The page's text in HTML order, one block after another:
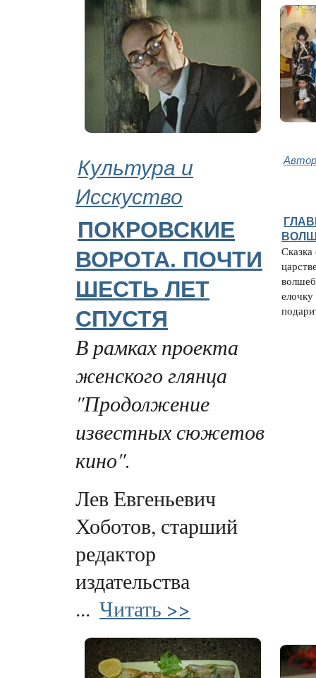
Культура и
Исскуство
ПОКРОВСКИЕ
ВОРОТА. ПОЧТИ
ШЕСТЬ ЛЕТ
СПУСТЯ
В рамках проекта
женского глянца
"Продолжение
известных сюжетов
кино".
Лев Евгеньевич
Хоботов, старший
редактор
издательства
... Читать >>